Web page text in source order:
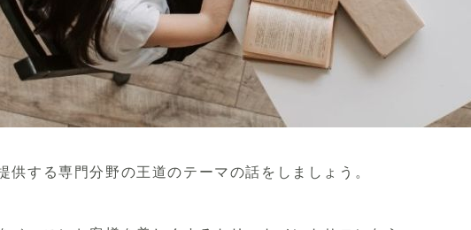
供する専門分野の王道のテーマの話をしましょう。